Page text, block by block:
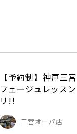
【予約制】神戸三
フェージュレッス
リ!!
三宮オーパ店